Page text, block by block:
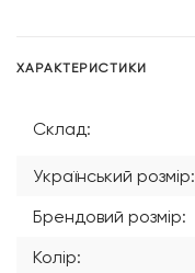
ХАРАКТЕРИСТИКИ
Склад:
Український розмір:
Брендовий розмір:
Колір: